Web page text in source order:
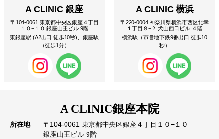
A CLINIC 銀座
〒104-0061 東京都中央区銀座４丁目
１０−１０ 銀座山王ビル 9階
東銀座駅 (A2出口 徒歩10秒)、銀座駅
（徒歩1分）
A CLINIC 横浜
〒220-0004 神奈川県横浜市西区北幸
１丁目８−２ 犬山西口ビル ４階
横浜駅（市営地下鉄9番出口 徒歩10
秒）
A CLINIC銀座本院
所在地
〒104-0061 東京都中央区銀座４丁目１０−１０
銀座山王ビル 9階